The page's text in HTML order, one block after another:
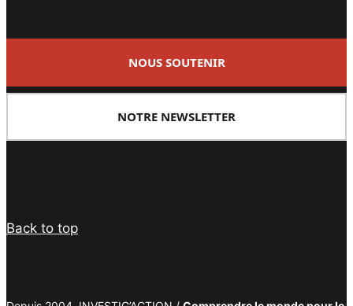
NOUS SOUTENIR
NOTRE NEWSLETTER
Back to top